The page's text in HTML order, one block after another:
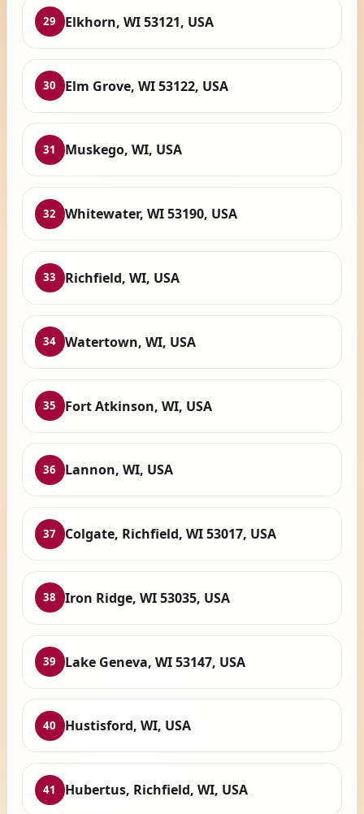
29 Elkhorn, WI 53121, USA
30 Elm Grove, WI 53122, USA
31 Muskego, WI, USA
32 Whitewater, WI 53190, USA
33 Richfield, WI, USA
34 Watertown, WI, USA
35 Fort Atkinson, WI, USA
36 Lannon, WI, USA
37 Colgate, Richfield, WI 53017, USA
38 Iron Ridge, WI 53035, USA
39 Lake Geneva, WI 53147, USA
40 Hustisford, WI, USA
41 Hubertus, Richfield, WI, USA